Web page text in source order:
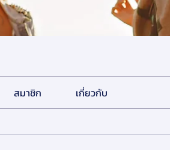
สมาชิก เกี่ยวกับ